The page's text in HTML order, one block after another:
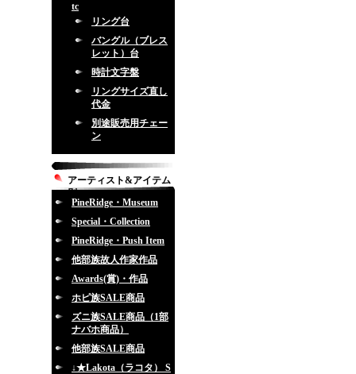
tc
リング台
バングル（ブレス
レット）台
時計文字盤
リングサイズ直し
代金
別途販売用チェー
ン
アーティスト&アイテム
別
PineRidge・Museum
Special・Collection
PineRidge・Push Item
他部族故人作家作品
Awards(賞)・作品
ホピ族SALE商品
ズニ族SALE商品（1部
ナバホ商品）
他部族SALE商品
↓★Lakota（ラコタ） S